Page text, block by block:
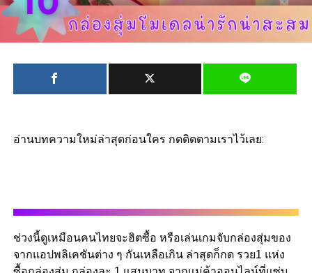
อ่านบทความใหม่ล่าสุดก่อนใคร กดติดตามเราไว้เลย:
ช่วงนี้ดูเหมือนคนไทยจะฮิตซื้อ หรือเล่นเกมจับกล่องสุ่มของ
จากแอปพลิเคชันต่าง ๆ กันเหลือเกิน ล่าสุดก็กด รวย1 แห่ง